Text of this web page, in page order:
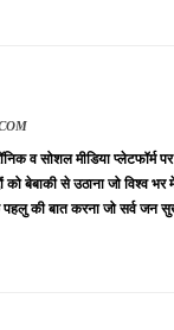
व सोशल मीडिया प्लेटफॉर्म
को बेबाकी से उठाना जो
की बात करना जो सर्व जन